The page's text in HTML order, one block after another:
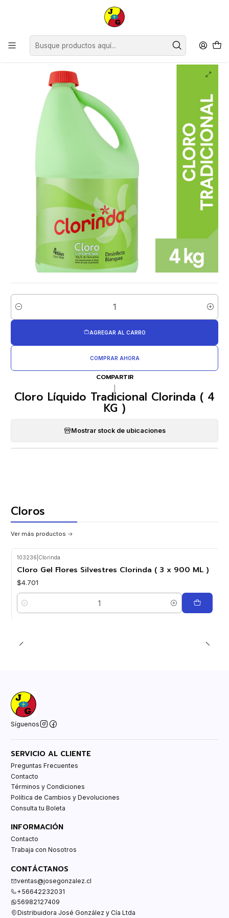
Disponible sólo Retiro en Tienda Osorno.
Aerosoles y Desinfectantes
Cloro Líquido Tradicional Clorinda ( 4 KG )
Cantidad
AGREGAR AL CARRO
COMPRAR AHORA
COMPARTIR
Cloro Líquido Tradicional Clorinda ( 4
KG )
Mostrar stock de ubicaciones
Cloros
Ver más productos
103236 Clorinda
Cloro Gel Flores Silvestres Clorinda ( 3 x 900 ML )
$4.701
Cantidad
Síguenos
SERVICIO AL CLIENTE
Preguntas Frecuentes
Contacto
Términos y Condiciones
Política de Cambios y Devoluciones
Consulta tu Boleta
INFORMACIÓN
Contacto
Trabaja con Nosotros
CONTÁCTANOS
ventas@josegonzalez.cl
+56642232031
56982127409
Distribuidora José González y Cía Ltda